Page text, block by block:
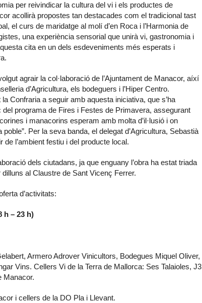
per reivindicar la cultura del vi i els productes de
acollirà propostes tan destacades com el tradicional tast
el curs de maridatge al molí d’en Roca i l’Harmonia de
una experiència sensorial que unirà vi, gastronomia i
cita en un dels esdeveniments més esperats i
agrair la col·laboració de l’Ajuntament de Manacor, aíxí
d’Agricultura, els bodeguers i l’Hiper Centro.
Confraria a seguir amb aquesta iniciativa, que s’ha
programa de Fires i Festes de Primavera, assegurant
i manacorins esperam amb molta d’il·lusió i on
Per la seva banda, el delegat d’Agricultura, Sebastià
l’ambient festiu i del producte local.
dels ciutadans, ja que enguany l’obra ha estat triada
al Claustre de Sant Vicenç Ferrer.
d’activitats:
h – 23 h)
Armero Adrover Vinicultors, Bodegues Miquel Oliver,
Vins. Cellers Vi de la Terra de Mallorca: Ses Talaioles, J3
Manacor.
i cellers de la DO Pla i Llevant.